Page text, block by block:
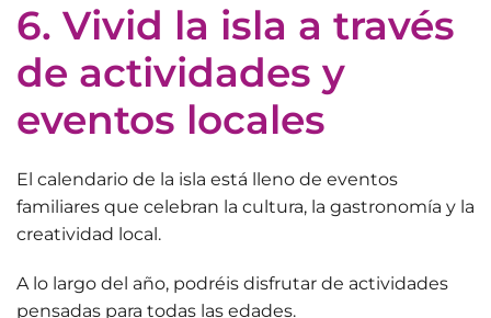
6. Vivid la isla a través
de actividades y
eventos locales
El calendario de la isla está lleno de eventos
familiares que celebran la cultura, la gastronomía y la
creatividad local .
A lo largo del año, podréis disfrutar de actividades
pensadas para todas las edades.